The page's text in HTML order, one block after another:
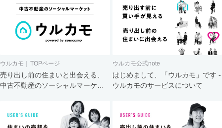
ウルカモ｜TOPページ
売り出し前の住まいと出会える、
中古不動産のソーシャルマーケッ
ウルカモ公式note
はじめまして、「ウルカモ」です -
ウルカモのサービスについて